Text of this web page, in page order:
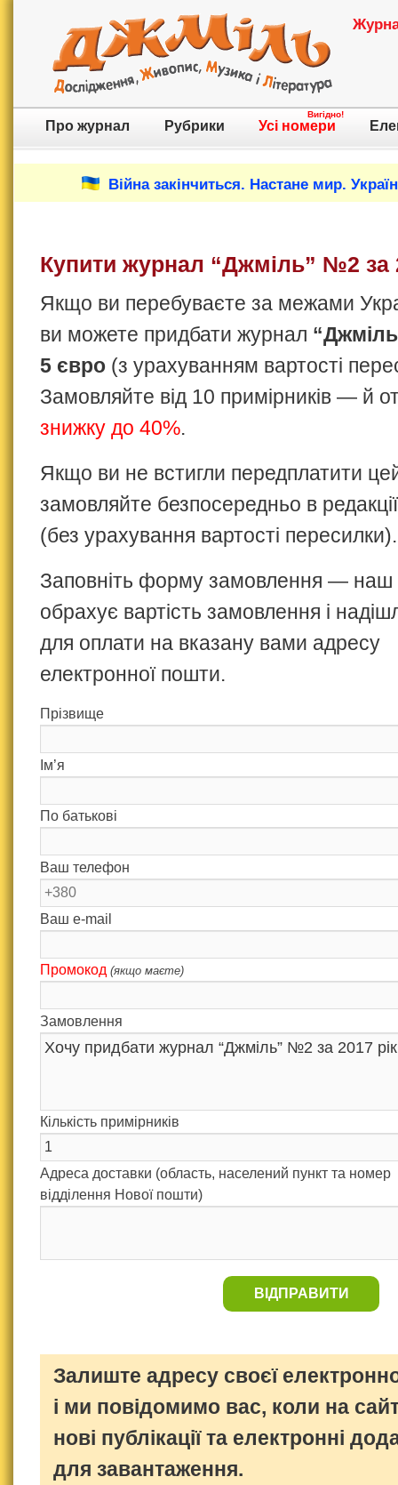
Про журнал Рубрики Усі номери
Вигідно!
Війна закінчиться. Настане мир.
Купити журнал “Джміль” №2 за
Якщо ви перебуваєте за межами
ви можете придбати журнал
5 євро (з урахуванням вартості
Замовляйте від 10 примірників — й
знижку до 40%.
Якщо ви не встигли передплатити
замовляйте безпосередньо в
(без урахування вартості пересилки).
Заповніть форму замовлення —
обрахує вартість замовлення і
для оплати на вказану вами адресу
електронної пошти.
Прізвище
Ім’я
По батькові
Ваш телефон
Ваш e-mail
Промокод (якщо маєте)
Замовлення
Кількість примірників
Адреса доставки (область, населений пункт та номер
відділення Нової пошти)
ВІДПРАВИТИ
Залиште адресу своєї
і ми повідомимо вас, коли на
нові публікації та електронні
для завантаження.